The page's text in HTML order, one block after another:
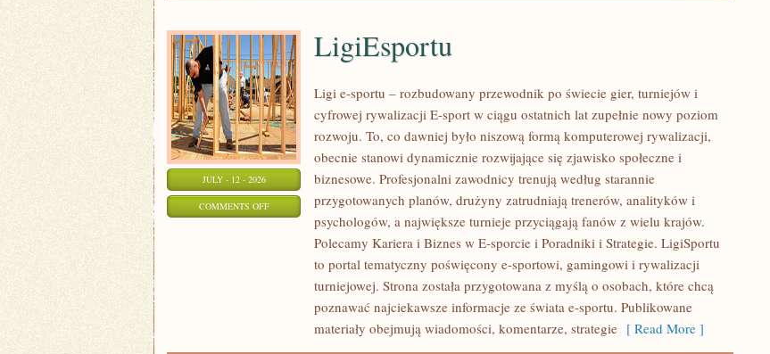
JULY - 12 - 2026
COMMENTS OFFON
LIGIESPORTU
LigiEsportu
Ligi e-sportu – rozbudowany przewodnik po świecie gier, turniejów i
cyfrowej rywalizacji E-sport w ciągu ostatnich lat zupełnie nowy poziom
rozwoju. To, co dawniej było niszową formą komputerowej rywalizacji,
obecnie stanowi dynamicznie rozwijające się zjawisko społeczne i
biznesowe. Profesjonalni zawodnicy trenują według starannie
przygotowanych planów, drużyny zatrudniają trenerów, analityków i
psychologów, a największe turnieje przyciągają fanów z wielu krajów.
Polecamy Kariera i Biznes w E-sporcie i Poradniki i Strategie. LigiSportu
to portal tematyczny poświęcony e-sportowi, gamingowi i rywalizacji
turniejowej. Strona została przygotowana z myślą o osobach, które chcą
poznawać najciekawsze informacje ze świata e-sportu. Publikowane
materiały obejmują wiadomości, komentarze, strategie [ Read More ]